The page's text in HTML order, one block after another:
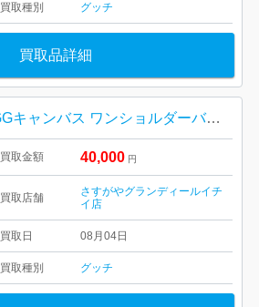
買取種別 グッチ
買取品詳細
GGキャンバス ワンショルダーバッグをお買取りいたしました！
買取金額 40,000 円
買取店舗
さすがやグランディールイチ
イ店
買取日 08月04日
買取種別 グッチ